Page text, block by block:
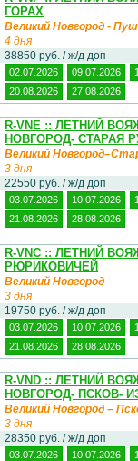
ГОРАХ
Великий Новгород -
4 дня
38850 руб. / ж/д доп
02.07.2026 09.07.2026
20.08.2026
27.08.2026
R-VNE :: ЛЕТНИЙ
НОВГОРОД- СТАРАЯ
Великий
3 дня
22550 руб. / ж/д доп
03.07.2026 10.07.2026
21.08.2026
28.08.2026
R-VNC :: ЛЕТНИЙ
РЮРИКОВИЧЕЙ
Великий Новгород
3 дня
19750 руб. / ж/д доп
03.07.2026 10.07.2026
21.08.2026
28.08.2026
R-VND :: ЛЕТНИЙ
НОВГОРОД- ПСКОВ-
Великий Новгород –
3 дня
28350 руб. / ж/д доп
03.07.2026 10.07.2026